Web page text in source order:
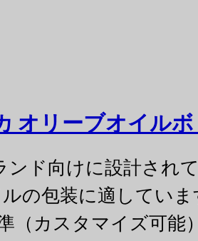
オリーブオイル
ド向けに設計され
の包装に適してい
（カスタマイズ可能